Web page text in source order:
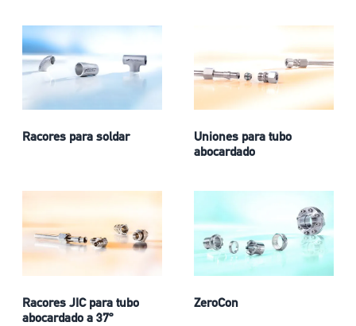
Racores para soldar
Uniones para tubo
abocardado
Racores JIC para tubo
abocardado a 37º
ZeroCon